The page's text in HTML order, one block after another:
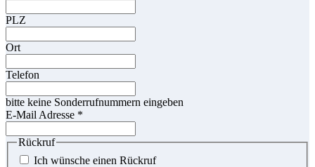
PLZ
Ort
Telefon
bitte keine Sonderrufnummern eingeben
E-Mail Adresse *
Rückruf
Ich wünsche einen Rückruf